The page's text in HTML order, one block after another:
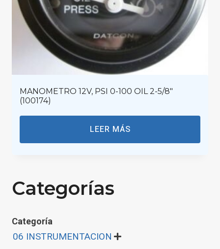
MANOMETRO 12V, PSI 0-100 OIL 2-5/8″
(100174)
LEER MÁS
Categorías
Categoría
06 INSTRUMENTACION 